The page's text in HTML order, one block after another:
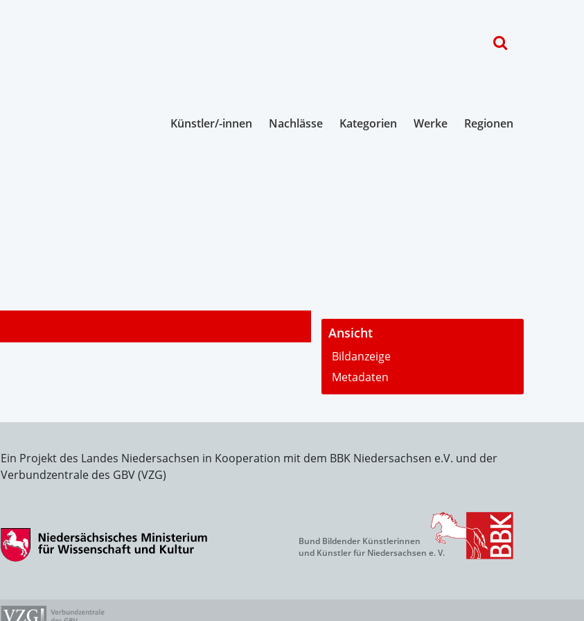
Künstler/-innen Nachlässe Kategorien Werke Regionen
- Ansicht
Bildanzeige
Metadaten
Ein Projekt des Landes Niedersachsen in Kooperation mit dem BBK Niedersachsen e.V. und der
Verbundzentrale des GBV (VZG)
Bund Bildender Künstlerinnen
und Künstler für Niedersachsen e. V.